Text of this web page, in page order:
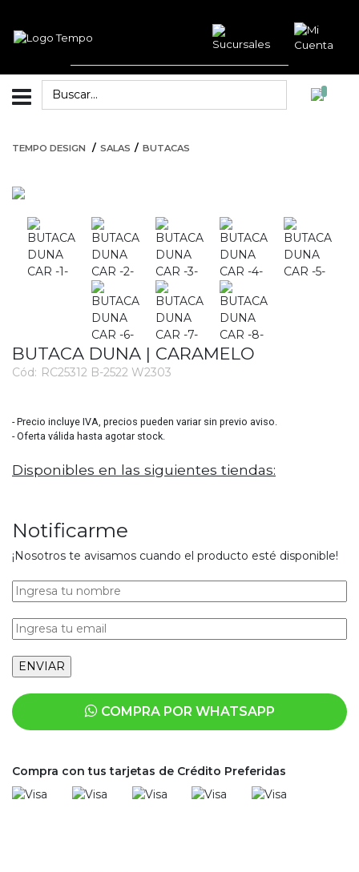
TEMPO DESIGN SALAS BUTACAS
BUTACA DUNA | CARAMELO
Cód: RC25312 B-2522 W2303
- Precio incluye IVA, precios pueden variar sin previo aviso.
- Oferta válida hasta agotar stock.
Disponibles en las siguientes tiendas:
Notificarme
¡Nosotros te avisamos cuando el producto esté disponible!
COMPRA POR WHATSAPP
Compra con tus tarjetas de Crédito Preferidas